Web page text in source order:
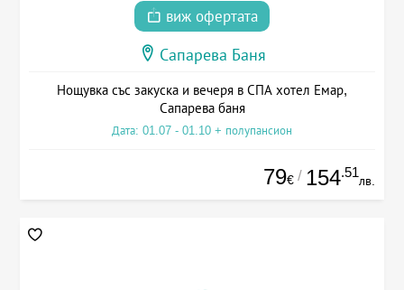
виж офертата
Сапарева Баня
Нощувка със закуска и вечеря в СПА хотел Емар,
Сапарева баня
Дата: 01.07 - 01.10 + полупансион
79€ / 154.51
лв.